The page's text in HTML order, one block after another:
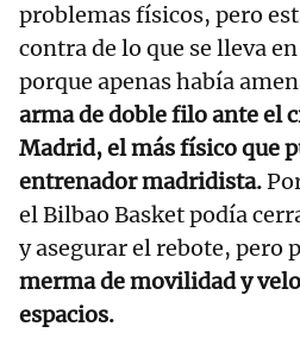
problemas físicos, pero
contra de lo que se lleva
porque apenas había
arma de doble filo ante el
Madrid, el más físico que
entrenador madridista.
el Bilbao Basket podía
y asegurar el rebote, pero
merma de movilidad y
espacios.